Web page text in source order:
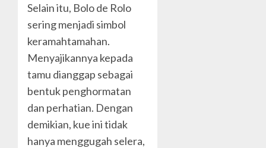
Selain itu, Bolo de Rolo
sering menjadi simbol
keramahtamahan.
Menyajikannya kepada
tamu dianggap sebagai
bentuk penghormatan
dan perhatian. Dengan
demikian, kue ini tidak
hanya menggugah selera,